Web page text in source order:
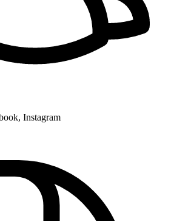
Instagram